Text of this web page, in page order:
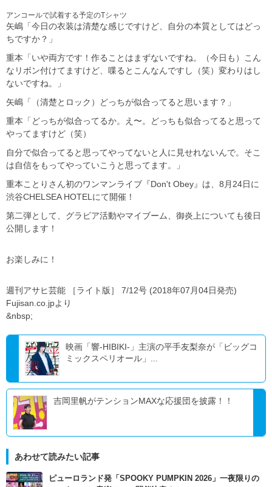
アンコールで試着する予定のTシャツ
矢嶋「今日の衣装は清楚な感じですけど、自分の本質としてはどっ
ちですか？」
重本「いや両方です！作ることはまずないですね。（今日も）こん
なリボン付けてますけど、喋るとこんなんですし（笑）変わりはし
ないですね。」
矢嶋「（清楚とロック）どっちが似合ってると思います？」
重本「どっちが似合ってるか。え〜。どっちも似合ってると思って
やってますけど（笑）
自分で似合ってると思ってやってないと人に見せれないんで。そこ
は自信をもってやっていこうと思ってます。」
重本ことりさん初のワンマンライブ『Don't Obey』は、8月24日に
渋谷CHELSEA HOTELにて開催！
第二弾として、グラビア活動やマイブーム、御炎上についても後日
公開します！
お楽しみに！
週刊アサヒ芸能 ［ライト版］ 7/12号 (2018年07月04日発売)
Fujisan.co.jpより
&nbsp;
映画「響-HIBIKI-」主演の平手友梨奈が「ビッグコ
ミックスペリオール」...
吉岡里帆がテンションMAXな応援団を披露！！
あわせて読みたい記事
ピューロランド発「SPOOKY PUMPKIN 2026」一夜限りの